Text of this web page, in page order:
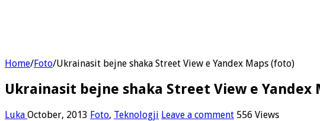
Home/Foto/Ukrainasit bejne shaka Street View e Yandex Maps (foto)
Ukrainasit bejne shaka Street View e Yandex
Luka October, 2013 Foto, Teknologji Leave a comment 556 Views